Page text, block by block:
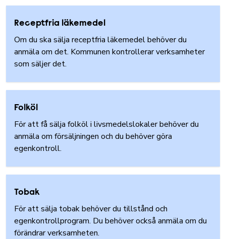
Receptfria läkemedel
Om du ska sälja receptfria läkemedel behöver du
anmäla om det. Kommunen kontrollerar verksamheter
som säljer det.
Folköl
För att få sälja folköl i livsmedelslokaler behöver du
anmäla om försäljningen och du behöver göra
egenkontroll.
Tobak
För att sälja tobak behöver du tillstånd och
egenkontrollprogram. Du behöver också anmäla om du
förändrar verksamheten.